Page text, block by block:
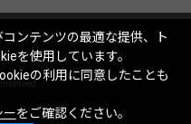
ンテンツの最適な提供、ト
を使用しています。
の利用に同意したことも
ーをご確認ください。